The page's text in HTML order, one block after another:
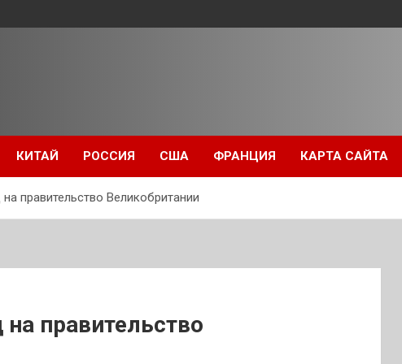
КИТАЙ РОССИЯ США ФРАНЦИЯ КАРТА САЙТА
правительство Великобритании
правительство